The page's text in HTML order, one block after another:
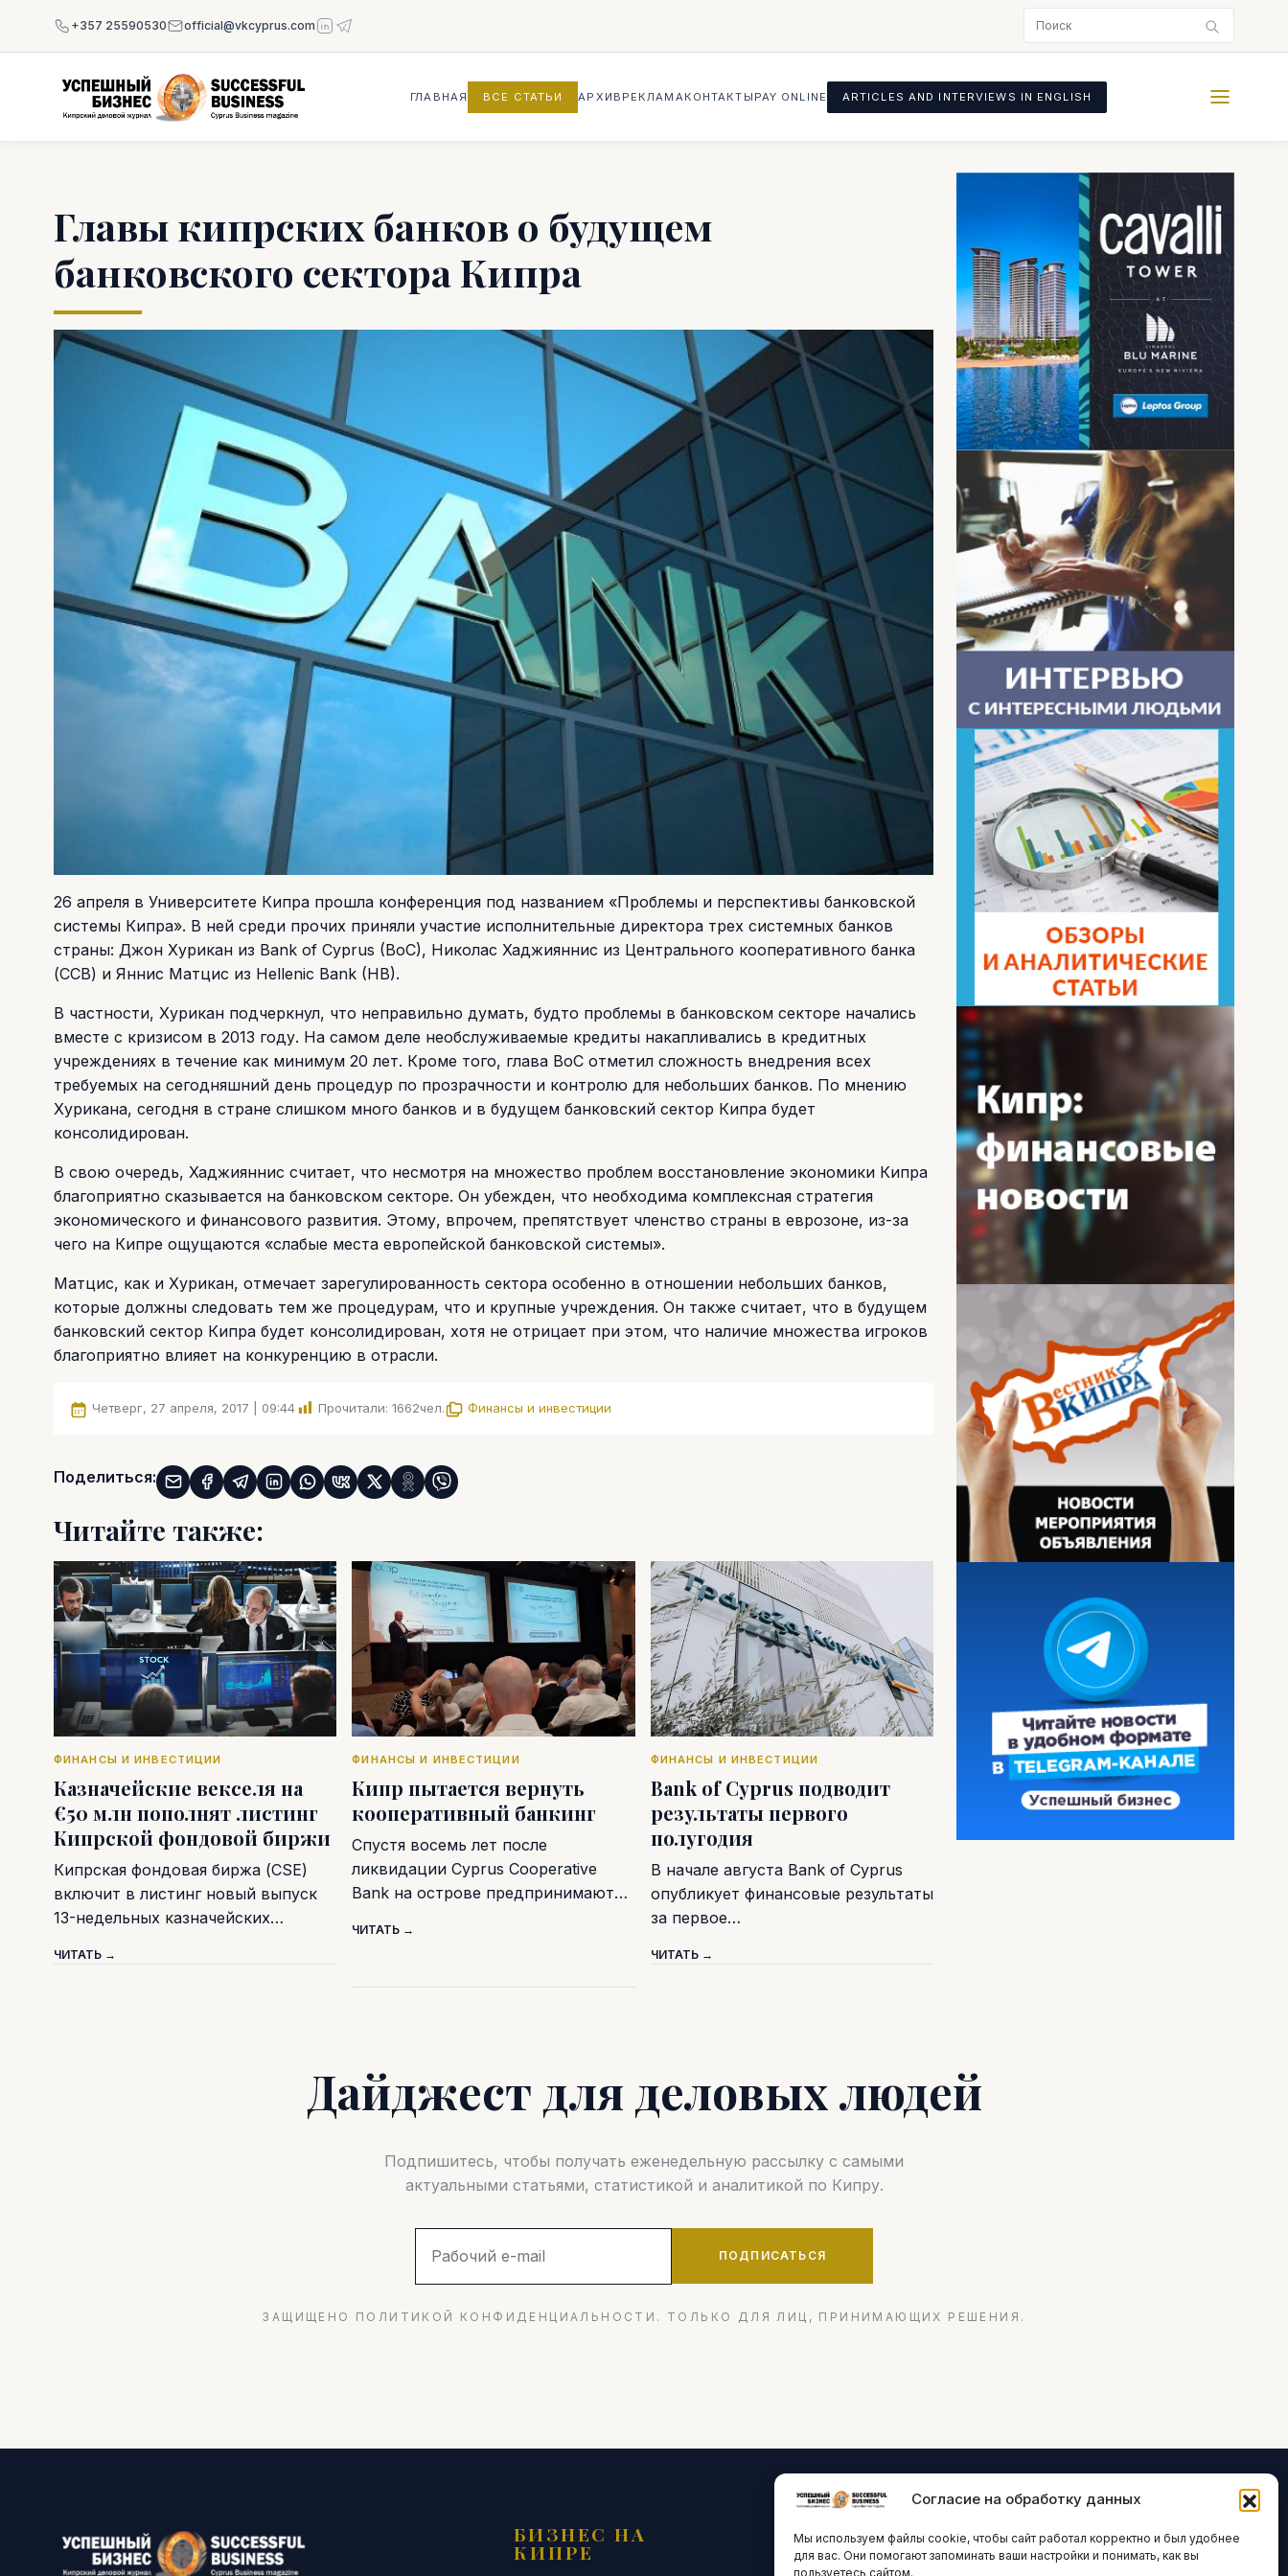
Согласие на обработку данных
Мы используем файлы cookie, чтобы сайт работал корректно и был удобнее
для вас. Они помогают запоминать ваши настройки и понимать, как вы
пользуетесь сайтом.
+357 25590530 official@vkcyprus.com
ГЛАВНАЯ ВСЕ СТАТЬИ АРХИВ РЕКЛАМА КОНТАКТЫ PAY ONLINE ARTICLES AND INTERVIEWS IN ENGLISH
Главы кипрских банков о будущем
банковского сектора Кипра
26 апреля в Университете Кипра прошла конференция под названием «Проблемы и перспективы банковской
системы Кипра». В ней среди прочих приняли участие исполнительные директора трех системных банков
страны: Джон Хурикан из Bank of Cyprus (BoC), Николас Хаджияннис из Центрального кооперативного банка
(CCB) и Яннис Матцис из Hellenic Bank (HB).
В частности, Хурикан подчеркнул, что неправильно думать, будто проблемы в банковском секторе начались
вместе с кризисом в 2013 году. На самом деле необслуживаемые кредиты накапливались в кредитных
учреждениях в течение как минимум 20 лет. Кроме того, глава ВоС отметил сложность внедрения всех
требуемых на сегодняшний день процедур по прозрачности и контролю для небольших банков. По мнению
Хурикана, сегодня в стране слишком много банков и в будущем банковский сектор Кипра будет
консолидирован.
В свою очередь, Хаджияннис считает, что несмотря на множество проблем восстановление экономики Кипра
благоприятно сказывается на банковском секторе. Он убежден, что необходима комплексная стратегия
экономического и финансового развития. Этому, впрочем, препятствует членство страны в еврозоне, из-за
чего на Кипре ощущаются «слабые места европейской банковской системы».
Матцис, как и Хурикан, отмечает зарегулированность сектора особенно в отношении небольших банков,
которые должны следовать тем же процедурам, что и крупные учреждения. Он также считает, что в будущем
банковский сектор Кипра будет консолидирован, хотя не отрицает при этом, что наличие множества игроков
благоприятно влияет на конкуренцию в отрасли.
Четверг, 27 апреля, 2017 | 09:44 Прочитали: 1662чел. Финансы и инвестиции
Поделиться:
Читайте также:
ФИНАНСЫ И ИНВЕСТИЦИИ
Казначейские векселя на
€50 млн пополнят листинг
Кипрской фондовой биржи
Кипрская фондовая биржа (CSE)
включит в листинг новый выпуск
13-недельных казначейских…
ЧИТАТЬ →
ФИНАНСЫ И ИНВЕСТИЦИИ
Кипр пытается вернуть
кооперативный банкинг
Спустя восемь лет после
ликвидации Cyprus Cooperative
Bank на острове предпринимают…
ЧИТАТЬ →
ФИНАНСЫ И ИНВЕСТИЦИИ
Bank of Cyprus подводит
результаты первого
полугодия
В начале августа Bank of Cyprus
опубликует финансовые результаты
за первое…
ЧИТАТЬ →
Дайджест для деловых людей
Подпишитесь, чтобы получать еженедельную рассылку с самыми
актуальными статьями, статистикой и аналитикой по Кипру.
ПОДПИСАТЬСЯ
ЗАЩИЩЕНО ПОЛИТИКОЙ КОНФИДЕНЦИАЛЬНОСТИ. ТОЛЬКО ДЛЯ ЛИЦ, ПРИНИМАЮЩИХ РЕШЕНИЯ.
БИЗНЕС НА
КИПРЕ
ТЕХНОЛОГИИ И
ИННОВАЦИИ
ARTICLES IN
ENGLISH